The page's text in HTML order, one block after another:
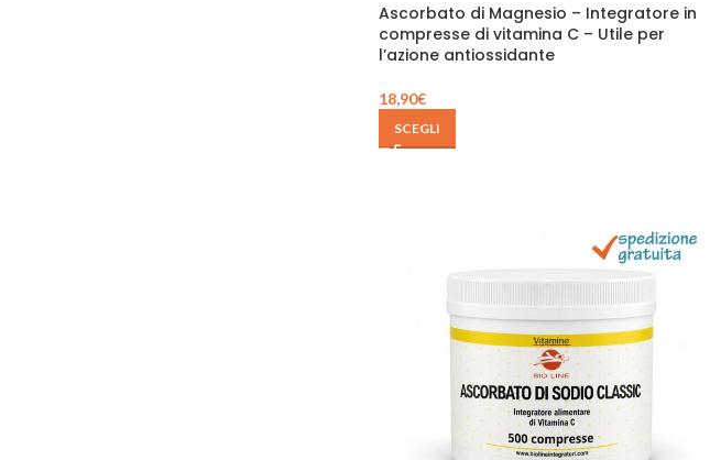
Ascorbato di Magnesio – Integratore in
compresse di vitamina C – Utile per
l’azione antiossidante
18,90€
SCEGLI